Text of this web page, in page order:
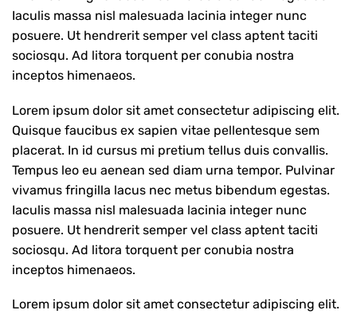
Iaculis massa nisl malesuada lacinia integer nunc
posuere. Ut hendrerit semper vel class aptent taciti
sociosqu. Ad litora torquent per conubia nostra
inceptos himenaeos.
Lorem ipsum dolor sit amet consectetur adipiscing elit.
Quisque faucibus ex sapien vitae pellentesque sem
placerat. In id cursus mi pretium tellus duis convallis.
Tempus leo eu aenean sed diam urna tempor. Pulvinar
vivamus fringilla lacus nec metus bibendum egestas.
Iaculis massa nisl malesuada lacinia integer nunc
posuere. Ut hendrerit semper vel class aptent taciti
sociosqu. Ad litora torquent per conubia nostra
inceptos himenaeos.
Lorem ipsum dolor sit amet consectetur adipiscing elit.